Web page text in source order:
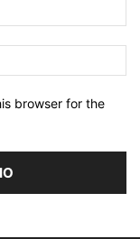
browser for the